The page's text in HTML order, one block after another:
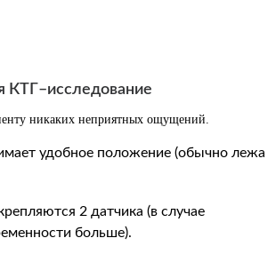
КТГ–исследование
никаких неприятных ощущений.
удобное положение (обычно лежа
2 датчика (в случае
больше).